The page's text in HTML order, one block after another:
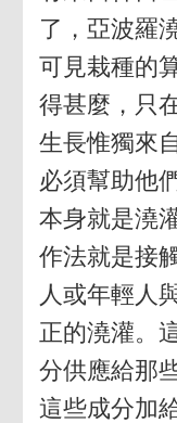
了，亞波羅
可見栽種的
得甚麼，只
生長惟獨來
必須幫助他
本身就是澆
作法就是接
人或年輕人
正的澆灌。
分供應給那
這些成分加